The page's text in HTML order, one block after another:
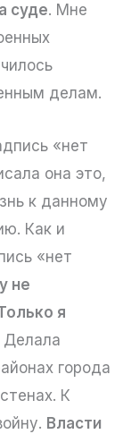
суде. Мне
делам.
«нет
она это,
к данному
Как и
«нет
не
я
Делала
города
К
Власти